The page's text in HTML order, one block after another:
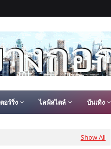
อร์ริ่ง ไลฟ์สไตล์ บันเทิง
Show All